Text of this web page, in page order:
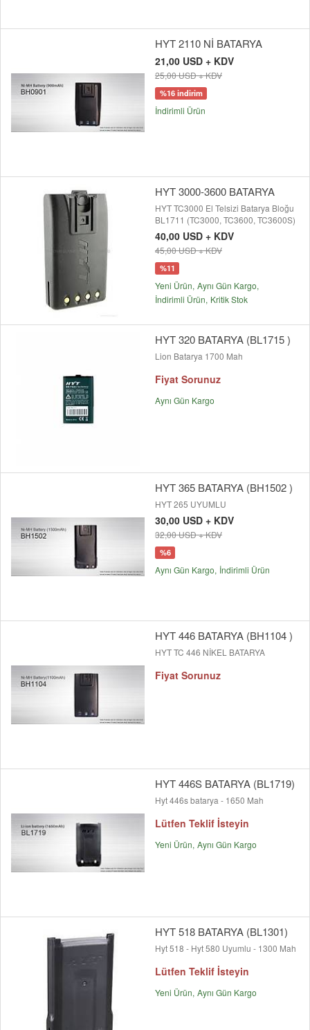
HYT 2110 Nİ BATARYA
21,00 USD + KDV
25,00 USD + KDV
%16 indirim
İndirimli Ürün
HYT 3000-3600 BATARYA
HYT TC3000 El Telsizi Batarya Bloğu
BL1711 (TC3000, TC3600, TC3600S)
40,00 USD + KDV
45,00 USD + KDV
%11
Yeni Ürün Aynı Gün Kargo
İndirimli Ürün Kritik Stok
HYT 320 BATARYA (BL1715 )
Lion Batarya 1700 Mah
Fiyat Sorunuz
Aynı Gün Kargo
HYT 365 BATARYA (BH1502 )
HYT 265 UYUMLU
30,00 USD + KDV
32,00 USD + KDV
%6
Aynı Gün Kargo İndirimli Ürün
HYT 446 BATARYA (BH1104 )
HYT TC 446 NİKEL BATARYA
Fiyat Sorunuz
HYT 446S BATARYA (BL1719)
Hyt 446s batarya - 1650 Mah
Lütfen Teklif İsteyin
Yeni Ürün Aynı Gün Kargo
HYT 518 BATARYA (BL1301)
Hyt 518 - Hyt 580 Uyumlu - 1300 Mah
Lütfen Teklif İsteyin
Yeni Ürün Aynı Gün Kargo